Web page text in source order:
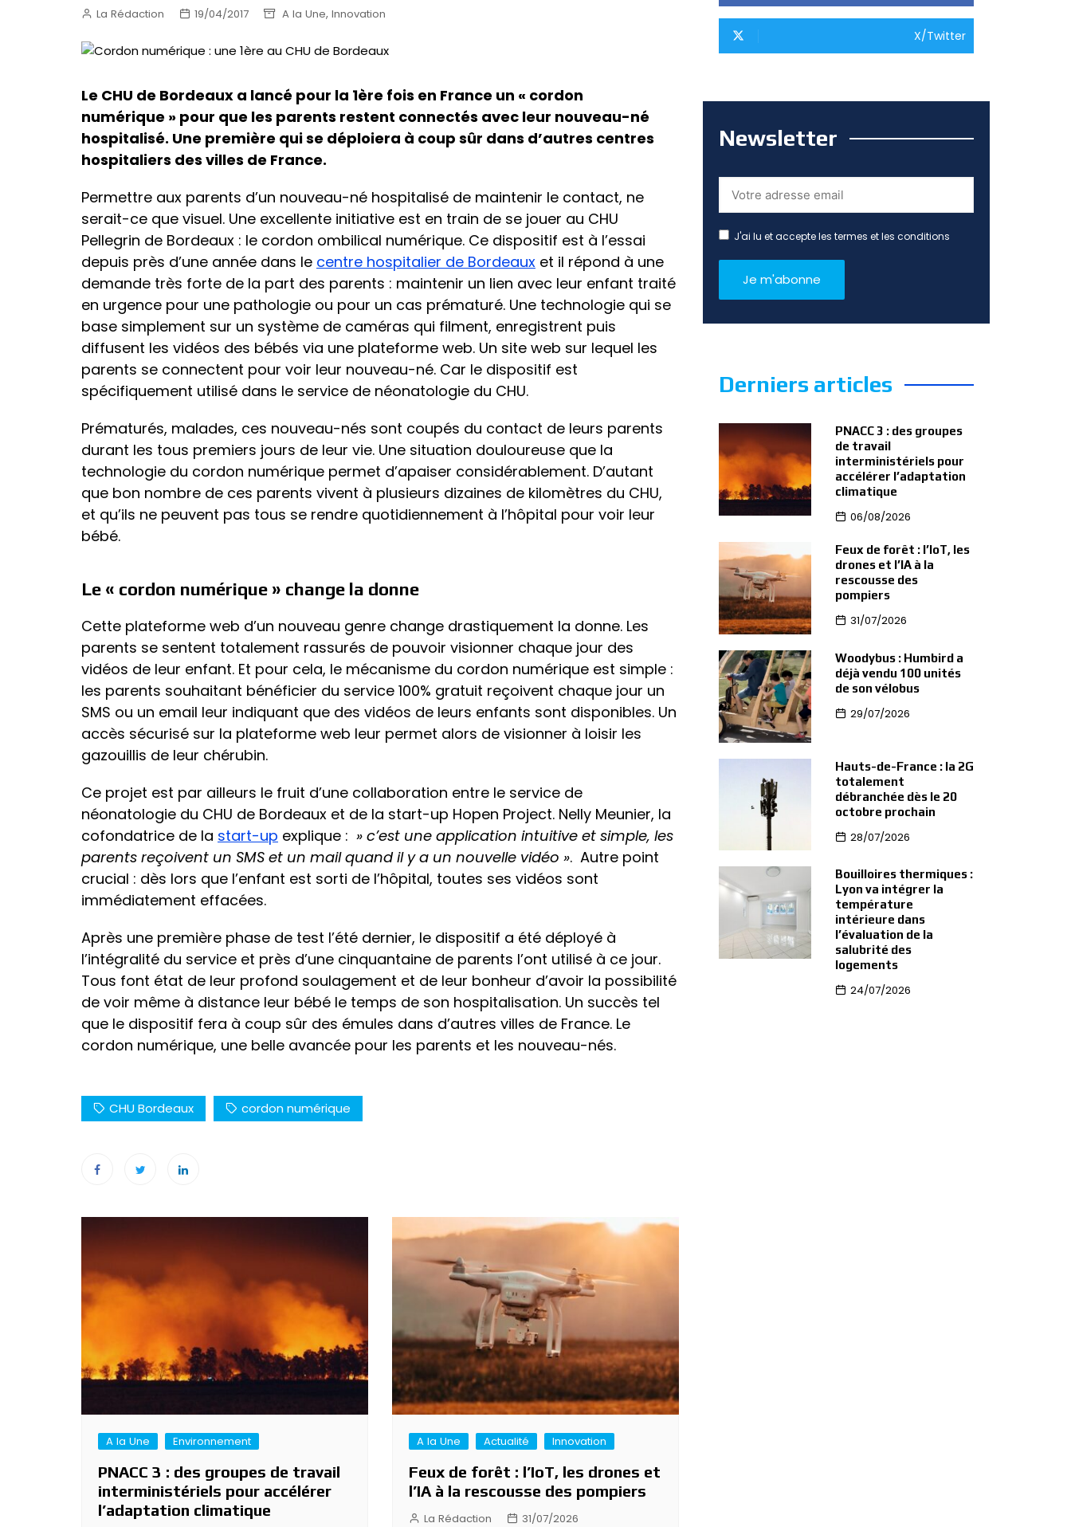
La Rédaction 19/04/2017 A la Une, Innovation
Le CHU de Bordeaux a lancé pour la 1ère fois en France un « cordon
numérique » pour que les parents restent connectés avec leur nouveau-né
hospitalisé. Une première qui se déploiera à coup sûr dans d’autres centres
hospitaliers des villes de France.
Permettre aux parents d’un nouveau-né hospitalisé de maintenir le contact, ne
serait-ce que visuel. Une excellente initiative est en train de se jouer au CHU
Pellegrin de Bordeaux : le cordon ombilical numérique. Ce dispositif est à l’essai
depuis près d’une année dans le centre hospitalier de Bordeaux et il répond à une
demande très forte de la part des parents : maintenir un lien avec leur enfant traité
en urgence pour une pathologie ou pour un cas prématuré. Une technologie qui se
base simplement sur un système de caméras qui filment, enregistrent puis
diffusent les vidéos des bébés via une plateforme web. Un site web sur lequel les
parents se connectent pour voir leur nouveau-né. Car le dispositif est
spécifiquement utilisé dans le service de néonatologie du CHU.
Prématurés, malades, ces nouveau-nés sont coupés du contact de leurs parents
durant les tous premiers jours de leur vie. Une situation douloureuse que la
technologie du cordon numérique permet d’apaiser considérablement. D’autant
que bon nombre de ces parents vivent à plusieurs dizaines de kilomètres du CHU,
et qu’ils ne peuvent pas tous se rendre quotidiennement à l’hôpital pour voir leur
bébé.
Le « cordon numérique » change la donne
Cette plateforme web d’un nouveau genre change drastiquement la donne. Les
parents se sentent totalement rassurés de pouvoir visionner chaque jour des
vidéos de leur enfant. Et pour cela, le mécanisme du cordon numérique est simple :
les parents souhaitant bénéficier du service 100% gratuit reçoivent chaque jour un
SMS ou un email leur indiquant que des vidéos de leurs enfants sont disponibles. Un
accès sécurisé sur la plateforme web leur permet alors de visionner à loisir les
gazouillis de leur chérubin.
Ce projet est par ailleurs le fruit d’une collaboration entre le service de
néonatologie du CHU de Bordeaux et de la start-up Hopen Project. Nelly Meunier, la
cofondatrice de la start-up explique : » c’est une application intuitive et simple, les
parents reçoivent un SMS et un mail quand il y a un nouvelle vidéo ». Autre point
crucial : dès lors que l’enfant est sorti de l’hôpital, toutes ses vidéos sont
immédiatement effacées.
Après une première phase de test l’été dernier, le dispositif a été déployé à
l’intégralité du service et près d’une cinquantaine de parents l’ont utilisé à ce jour.
Tous font état de leur profond soulagement et de leur bonheur d’avoir la possibilité
de voir même à distance leur bébé le temps de son hospitalisation. Un succès tel
que le dispositif fera à coup sûr des émules dans d’autres villes de France. Le
cordon numérique, une belle avancée pour les parents et les nouveau-nés.
CHU Bordeaux cordon numérique
de
l’article
A la Une Environnement
PNACC 3 : des groupes de travail
interministériels pour accélérer
l’adaptation climatique
A la Une Actualité Innovation
Feux de forêt : l’IoT, les drones et
l’IA à la rescousse des pompiers
La Rédaction 31/07/2026
X/Twitter
Newsletter
J'ai lu et accepte les termes et les conditions
Derniers articles
PNACC 3 : des groupes
de travail
interministériels pour
accélérer l’adaptation
climatique
06/08/2026
Feux de forêt : l’IoT, les
drones et l’IA à la
rescousse des
pompiers
31/07/2026
Woodybus : Humbird a
déjà vendu 100 unités
de son vélobus
29/07/2026
Hauts-de-France : la 2G
totalement
débranchée dès le 20
octobre prochain
28/07/2026
Bouilloires thermiques :
Lyon va intégrer la
température
intérieure dans
l’évaluation de la
salubrité des
logements
24/07/2026